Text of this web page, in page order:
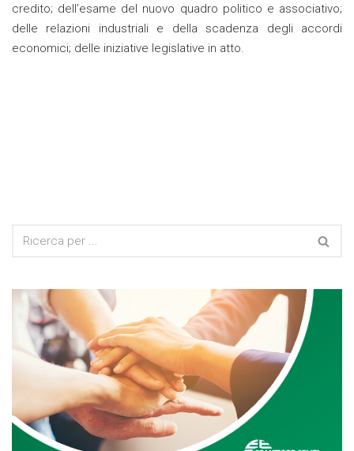
credito; dell’esame del nuovo quadro politico e associativo;
delle relazioni industriali e della scadenza degli accordi
economici; delle iniziative legislative in atto.